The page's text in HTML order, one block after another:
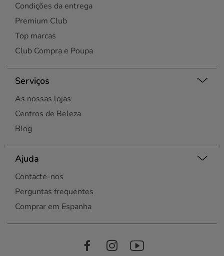
Condições da entrega
Premium Club
Top marcas
Club Compra e Poupa
Serviços
As nossas lojas
Centros de Beleza
Blog
Ajuda
Contacte-nos
Perguntas frequentes
Comprar em Espanha